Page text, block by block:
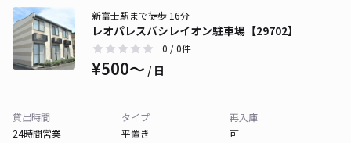
レオパレスバシレイオン駐車場【29702】
新富士駅まで徒歩 16分
0 / 0件
¥500〜 / 日
貸出時間
24時間営業
タイプ
平置き
再入庫
可